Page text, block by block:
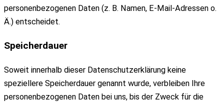
personenbezogenen Daten (z. B. Namen, E-Mail-Adressen o.
Ä.) entscheidet.
Speicherdauer
Soweit innerhalb dieser Datenschutzerklärung keine
speziellere Speicherdauer genannt wurde, verbleiben Ihre
personenbezogenen Daten bei uns, bis der Zweck für die